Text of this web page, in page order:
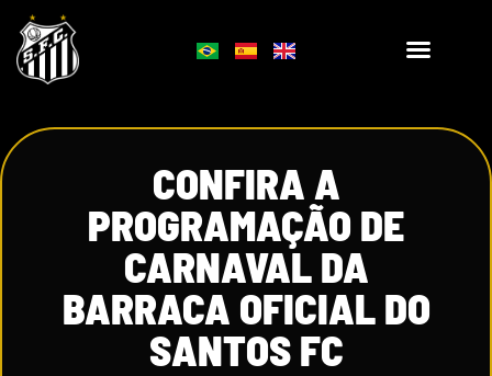
CONFIRA A
PROGRAMAÇÃO DE
CARNAVAL DA
BARRACA OFICIAL DO
SANTOS FC